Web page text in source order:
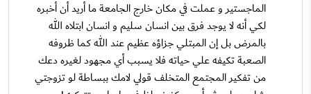
الماجستير و عملت في مكان خارج الجامعة ما أريد أن أخبره
لكي أنه لا يوجد فرق بين انسان سليم و انسان ابتلاه الله
بالمرض بل إن المبتلي جزاؤه عظيم عند الله كما ظروفه
الصعبة تكيفه علي حياته فلا يسبب أي مجهود لغيره دعك
من تفكير المجتمع المتخلف قولي لامك ببساطة لو تزوجتي